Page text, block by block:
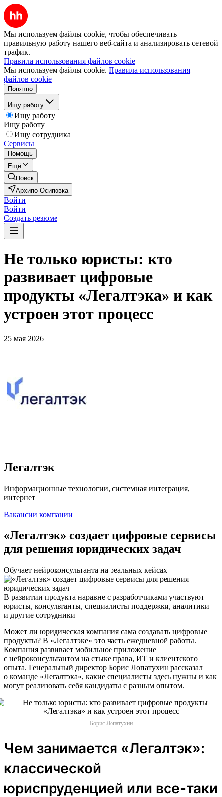
Мы используем файлы cookie, чтобы обеспечивать
правильную работу нашего веб-сайта и анализировать сетевой
трафик.
Правила использования файлов cookie
Мы используем файлы cookie. Правила использования
файлов cookie
Понятно
Ищу работу
Ищу работу
Ищу работу
Ищу сотрудника
Сервисы
Помощь
Ещё
Поиск
Архипо-Осиповка
Войти
Войти
Создать резюме
Не только юристы: кто
развивает цифровые
продукты «Легалтэка» и как
устроен этот процесс
25 мая 2026
Легалтэк
Информационные технологии, системная интеграция,
интернет
Вакансии компании
«Легалтэк» создает цифровые сервисы
для решения юридических задач
Обучает нейроконсультанта на реальных кейсах
В развитии продукта наравне с разработчиками участвуют
юристы, консультанты, специалисты поддержки, аналитики
и другие сотрудники
Может ли юридическая компания сама создавать цифровые
продукты? В «Легалтэке» это часть ежедневной работы.
Компания развивает мобильное приложение
с нейроконсультантом на стыке права, ИТ и клиентского
опыта. Генеральный директор Борис Лопатухин рассказал
о команде «Легалтэка», какие специалисты здесь нужны и как
могут реализовать себя кандидаты с разным опытом.
Борис Лопатухин
Чем занимается «Легалтэк»:
классической
юриспруденцией или все-таки